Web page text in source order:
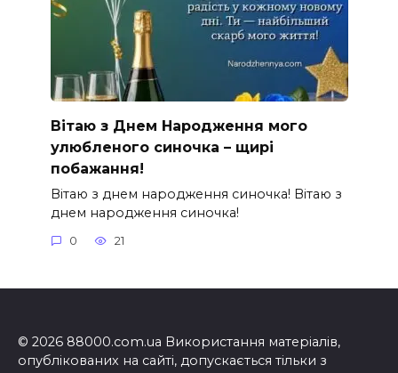
Вітаю з Днем Народження мого
улюбленого синочка – щирі
побажання!
Вітаю з днем народження синочка! Вітаю з
днем народження синочка!
0 21
© 2026 88000.com.ua Використання матеріалів,
опублікованих на сайті, допускається тільки з